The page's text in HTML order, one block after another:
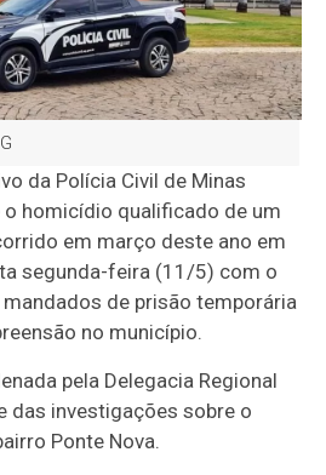
da Polícia Civil de Minas
o homicídio qualificado de um
em março deste ano em
segunda-feira (11/5) com o
de prisão temporária
no município.
pela Delegacia Regional
das investigações sobre o
Ponte Nova.